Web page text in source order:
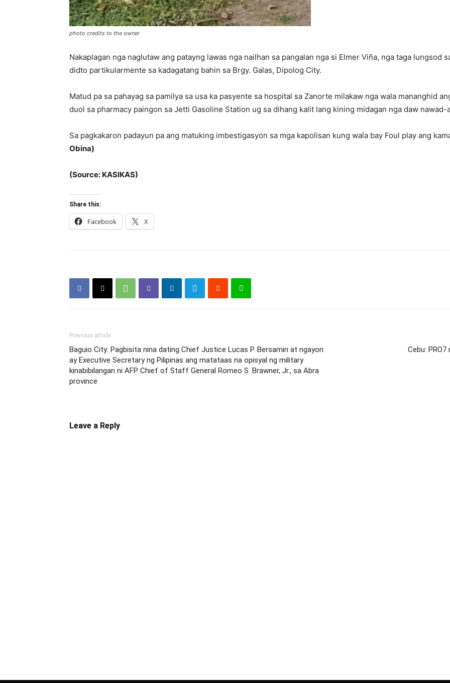
photo credits to the owner
Nakaplagan nga naglutaw ang patayng lawas nga nailhan sa pangalan nga si Elmer Viña, nga taga lungsod
didto partikularmente sa kadagatang bahin sa Brgy. Galas, Dipolog City.
Matud pa sa pahayag sa pamilya sa usa ka pasyente sa hospital sa Zanorte milakaw nga wala mananghid
duol sa pharmacy paingon sa Jetti Gasoline Station ug sa dihang kalit lang kining midagan nga daw nawad-
Sa pagkakaron padayun pa ang matuking imbestigasyon sa mga kapolisan kung wala bay Foul play ang
Obina)
(Source: KASIKAS)
Share this:
Facebook X
Previous article
Baguio City: Pagbisita nina dating Chief Justice Lucas P. Bersamin at ngayon
ay Executive Secretary ng Pilipinas ang matataas na opisyal ng military
kinabibilangan ni AFP Chief of Staff General Romeo S. Brawner, Jr., sa Abra
province
Cebu:
Leave a Reply